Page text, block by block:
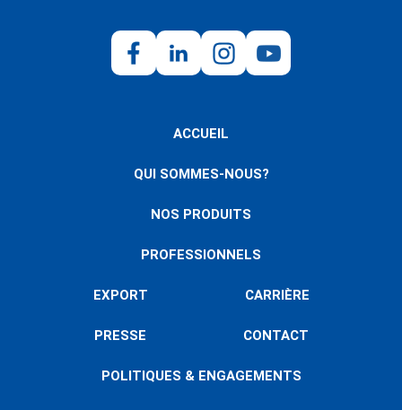
ACCUEIL
QUI SOMMES-NOUS?
NOS PRODUITS
PROFESSIONNELS
EXPORT CARRIÈRE
PRESSE CONTACT
POLITIQUES & ENGAGEMENTS